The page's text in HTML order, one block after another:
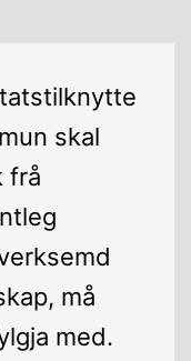
skal
frå
må
med.